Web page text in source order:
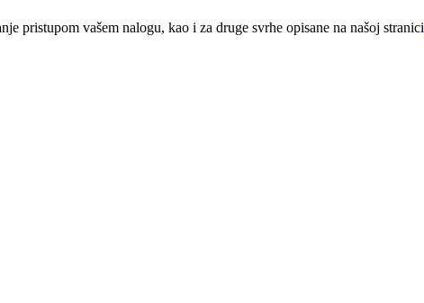
pristupom vašem nalogu, kao i za druge svrhe opisane na našoj stranici